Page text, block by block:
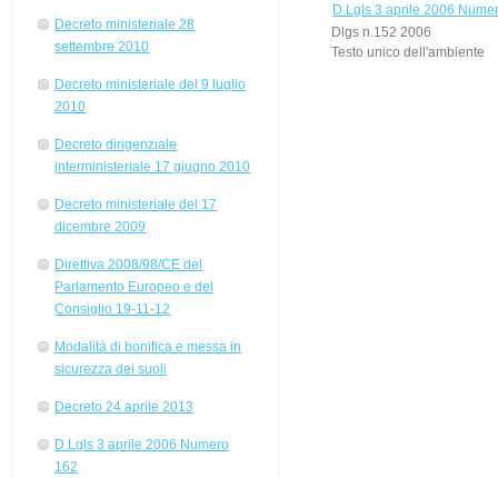
Decreto ministeriale 28
settembre 2010
Decreto ministeriale del 9 luglio
2010
Decreto dirigenziale
interministeriale 17 giugno 2010
Decreto ministeriale del 17
dicembre 2009
Direttiva 2008/98/CE del
Parlamento Europeo e del
Consiglio 19-11-12
Modalità di bonifica e messa in
sicurezza dei suoli
Decreto 24 aprile 2013
D.Lgls 3 aprile 2006 Numero
162
D.Lgls 3 aprile 2006
Dlgs n.152 2006
Testo unico dell'ambiente